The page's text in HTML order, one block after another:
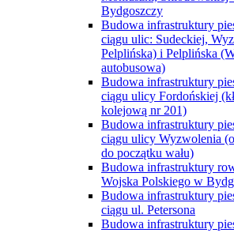
Bydgoszczy
Budowa infrastruktury
ciągu ulic: Sudeckiej,
Pelplińska) i Pelplińska
autobusowa)
Budowa infrastruktury
ciągu ulicy Fordońskiej
kolejową nr 201)
Budowa infrastruktury
ciągu ulicy Wyzwolenia
do początku wału)
Budowa infrastruktury
Wojska Polskiego w
Budowa infrastruktury
ciągu ul. Petersona
Budowa infrastruktury